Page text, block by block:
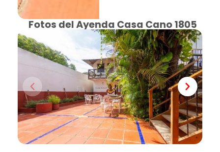
Fotos del Ayenda Casa Cano 1805